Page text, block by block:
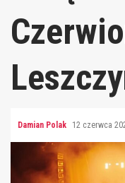
Damian Polak 12 czerwca